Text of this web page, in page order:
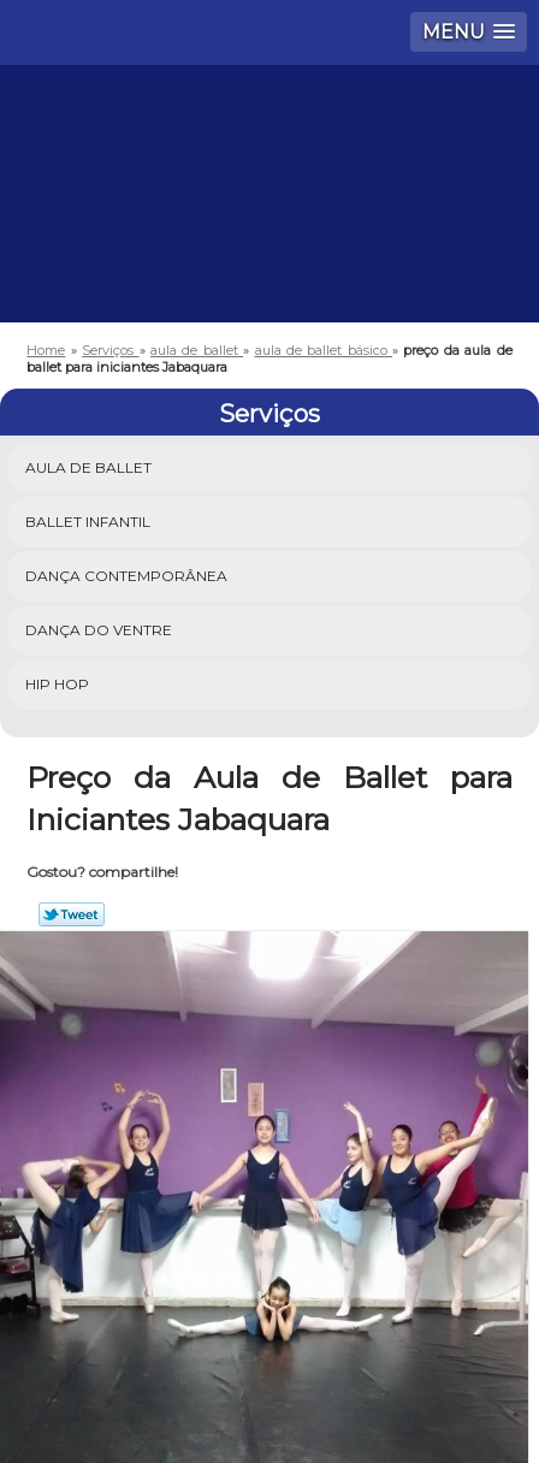
MENU
Home » Serviços » aula de ballet» aula de ballet básico» preço da aula de
ballet para iniciantes Jabaquara
Serviços
AULA DE BALLET
BALLET INFANTIL
DANÇA CONTEMPORÂNEA
DANÇA DO VENTRE
HIP HOP
Preço da Aula de Ballet para
Iniciantes Jabaquara
Gostou? compartilhe!